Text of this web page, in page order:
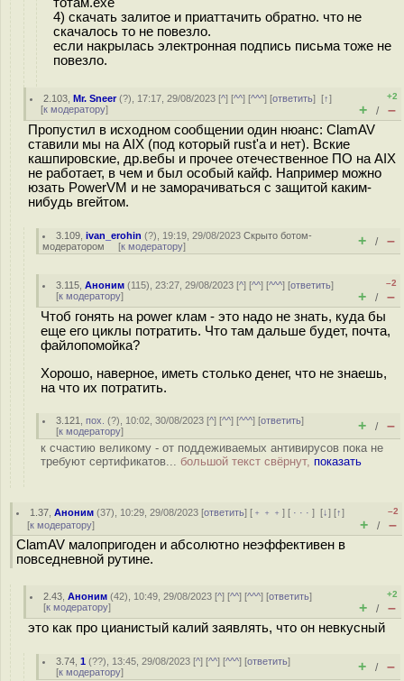
4) скачать залитое и приаттачить обратно. что не
скачалось то не повезло.
если накрылась электронная подпись письма тоже не
повезло.
2.103 ,Mr. Sneer(?), 17:17, 29/08/2023 [^] [^^] [^^^] [ответить][↑]
[к модератору]
+2
+ / –
Пропустил в исходном сообщении один нюанс: ClamAV
ставили мы на AIX (под который rust'a и нет). Вские
кашпировские, др.вебы и прочее отечественное ПО на AIX
не работает, в чем и был особый кайф. Например можно
юзать PowerVM и не заморачиваться с защитой каким-
нибудь вгейтом.
3.109 ,ivan_erohin (?), 19:19, 29/08/2023Скрыто ботом-
модератором [к модератору] + / –
3.115 ,Аноним (115), 23:27, 29/08/2023 [^] [^^] [^^^] [ответить]
[к модератору]
–2
+ / –
Чтоб гонять на power клам - это надо не знать, куда бы
еще его циклы потратить. Что там дальше будет, почта,
файлопомойка?
Хорошо, наверное, иметь столько денег, что не знаешь,
на что их потратить.
3.121 ,пох. (?), 10:02, 30/08/2023 [^] [^^] [^^^] [ответить]
[к модератору] + / –
к счастию великому - от поддеживаемых антивирусов пока не
требуют сертификатов... большой текст свёрнут, показать
1.37 ,Аноним (37), 10:29, 29/08/2023 [ответить] [ ﹢﹢﹢] [ · · ·][↓] [↑]
[к модератору]
–2
+ / –
ClamAV малопригоден и абсолютно неэффективен в
повседневной рутине.
2.43 ,Аноним (42), 10:49, 29/08/2023 [^] [^^] [^^^] [ответить]
[к модератору]
+2
+ / –
это как про цианистый калий заявлять, что он невкусный
3.74 ,1 (??), 13:45, 29/08/2023 [^] [^^] [^^^] [ответить]
[к модератору] + / –